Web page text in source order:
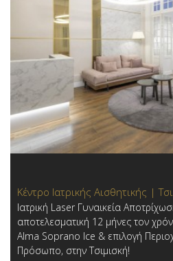
Κέντρο Ιατρικής Αισθητικής |
Ιατρική Laser Γυναικεία
αποτελεσματική 12 μήνες τον
Alma Soprano Ice & επιλογή
Πρόσωπο, στην Τσιμισκή!